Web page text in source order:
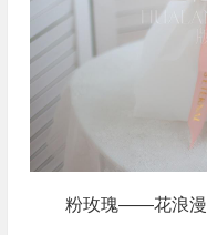
粉玫瑰——花浪漫